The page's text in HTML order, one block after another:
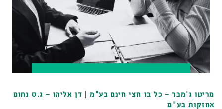
מריטו ג'מבר – כל בו חצי חינם בע"מ| דן אליהו – ג.ס נחום
אחזקות בע"מ